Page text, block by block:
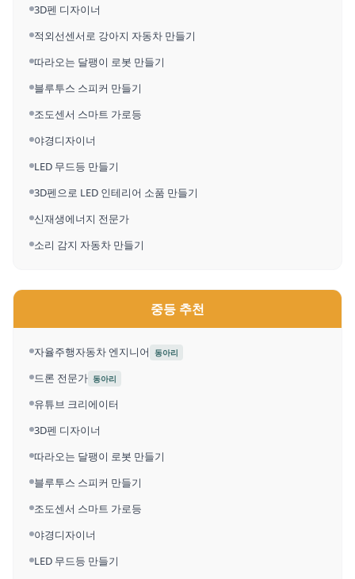
3D펜 디자이너
적외선센서로 강아지 자동차 만들기
따라오는 달팽이 로봇 만들기
블루투스 스피커 만들기
조도센서 스마트 가로등
야경디자이너
LED 무드등 만들기
3D펜으로 LED 인테리어 소품 만들기
신재생에너지 전문가
소리 감지 자동차 만들기
중등 추천
자율주행자동차 엔지니어 동아리
드론 전문가 동아리
유튜브 크리에이터
3D펜 디자이너
따라오는 달팽이 로봇 만들기
블루투스 스피커 만들기
조도센서 스마트 가로등
야경디자이너
LED 무드등 만들기